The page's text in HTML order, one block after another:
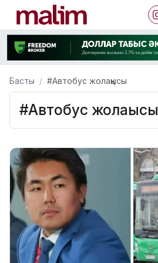
Басты #Автобус жолақысы
#Автобус жолақысы